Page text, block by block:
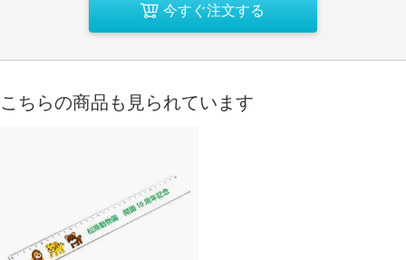
今すぐ注文する
こちらの商品も見られています